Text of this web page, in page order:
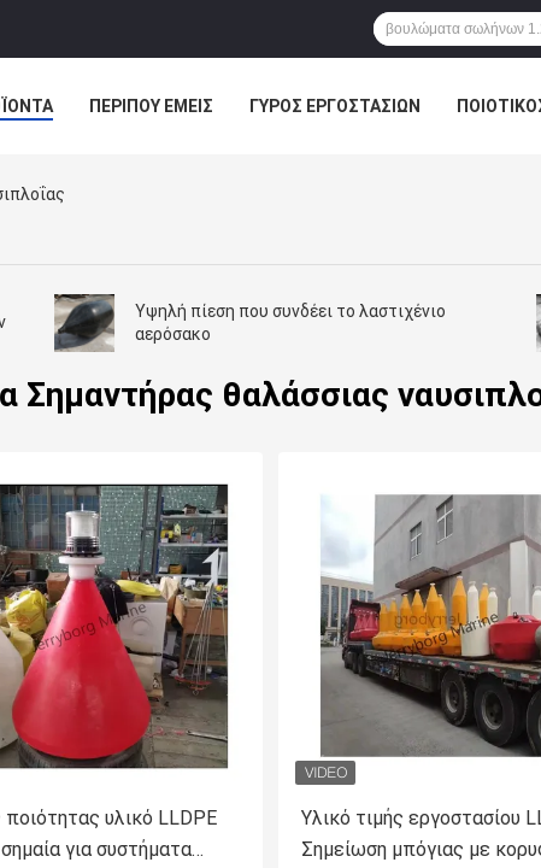
ΠΕΡΊΠΟΥ ΕΜΕΊΣ ΓΎΡΟΣ ΕΡΓΟΣΤΑΣΊΩΝ
Υψηλή πίεση που συνδέει το λαστιχένιο
αερόσακο
Σημαντήρας θαλάσσιας
υλικό LLDPE
για συστήματα
Υλικό τιμής εργοστασίου
Σημείωση μπόγιας με